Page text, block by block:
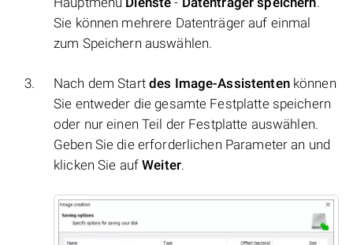
Sie können mehrere Datenträger auf einmal
zum Speichern auswählen.
Nach dem Start des Image-Assistentenkönnen
Sie entweder die gesamte Festplatte speichern
oder nur einen Teil der Festplatte auswählen.
Geben Sie die erforderlichen Parameter an und
klicken Sie aufWeiter.